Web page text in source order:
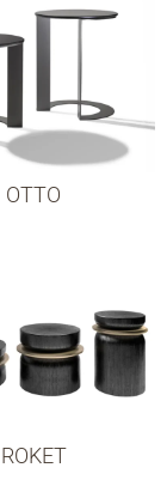
OTTO
ROKET